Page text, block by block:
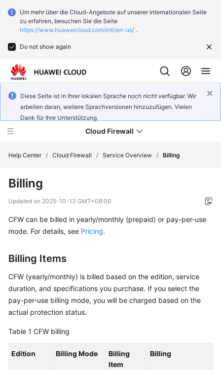
Um mehr über die Cloud-Angebote auf unserer internationalen Seite
zu erfahren, besuchen Sie die Seite
https://www.huaweicloud.com/intl/en-us/ .
Do not show again
Diese Seite ist in Ihrer lokalen Sprache noch nicht verfügbar. Wir
arbeiten daran, weitere Sprachversionen hinzuzufügen. Vielen
Dank für Ihre Unterstützung.
Cloud Firewall
What's
New
Service
Overview
Getting
Started
User
Guide
Practices
API
Help Center / Cloud Firewall / Service Overview / Billing
Billing
Updated on 2025-10-13 GMT+08:00
CFW can be billed in yearly/monthly (prepaid) or pay-per-use
mode. For details, see Pricing.
Billing Items
CFW (yearly/monthly) is billed based on the edition, service
duration, and specifications you purchase. If you select the
pay-per-use billing mode, you will be charged based on the
actual protection status.
Table 1 CFW billing
Edition Billing Mode
Billing
Item
Billing